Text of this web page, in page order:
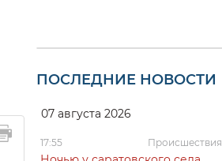
ПОСЛЕДНИЕ НОВОСТИ
07 августа 2026
17:55 Происшествия